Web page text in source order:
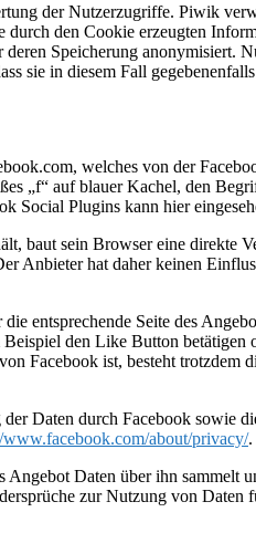
der Nutzerzugriffe. Piwik
den Cookie erzeugten
Speicherung anonymisiert.
sie in diesem Fall
welches von der
„f“ auf blauer Kachel, den
Social Plugins kann hier
baut sein Browser eine
Anbieter hat daher keinen
entsprechende Seite des
den Like Button
Facebook ist, besteht
Daten durch Facebook sowie
www.facebook.com/about/privacy/.
Daten über ihn
zur Nutzung von